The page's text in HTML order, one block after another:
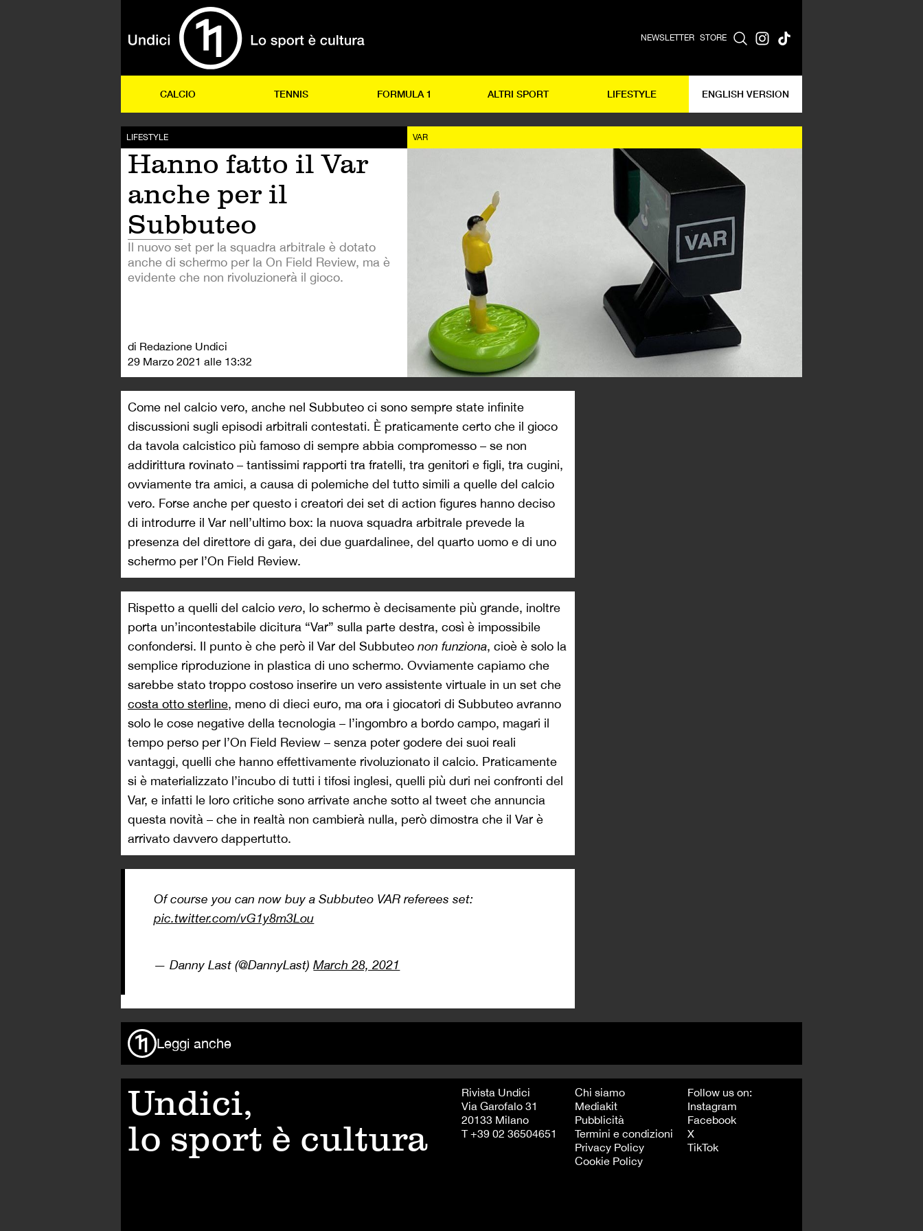
NEWSLETTER STORE
CALCIO TENNIS FORMULA 1 ALTRI SPORT LIFESTYLE ENGLISH VERSION
LIFESTYLE
Hanno fatto il Var
anche per il
Subbuteo
Il nuovo set per la squadra arbitrale è dotato
anche di schermo per la On Field Review, ma è
evidente che non rivoluzionerà il gioco.
di Redazione Undici
29 Marzo 2021 alle 13:32
VAR
Come nel calcio vero, anche nel Subbuteo ci sono sempre state infinite
discussioni sugli episodi arbitrali contestati. È praticamente certo che il gioco
da tavola calcistico più famoso di sempre abbia compromesso – se non
addirittura rovinato – tantissimi rapporti tra fratelli, tra genitori e figli, tra cugini,
ovviamente tra amici, a causa di polemiche del tutto simili a quelle del calcio
vero. Forse anche per questo i creatori dei set di action figures hanno deciso
di introdurre il Var nell’ultimo box: la nuova squadra arbitrale prevede la
presenza del direttore di gara, dei due guardalinee, del quarto uomo e di uno
schermo per l’On Field Review.
Rispetto a quelli del calcio vero, lo schermo è decisamente più grande, inoltre
porta un’incontestabile dicitura “Var” sulla parte destra, così è impossibile
confondersi. Il punto è che però il Var del Subbuteo non funziona, cioè è solo la
semplice riproduzione in plastica di uno schermo. Ovviamente capiamo che
sarebbe stato troppo costoso inserire un vero assistente virtuale in un set che
costa otto sterline, meno di dieci euro, ma ora i giocatori di Subbuteo avranno
solo le cose negative della tecnologia – l’ingombro a bordo campo, magari il
tempo perso per l’On Field Review – senza poter godere dei suoi reali
vantaggi, quelli che hanno effettivamente rivoluzionato il calcio. Praticamente
si è materializzato l’incubo di tutti i tifosi inglesi, quelli più duri nei confronti del
Var, e infatti le loro critiche sono arrivate anche sotto al tweet che annuncia
questa novità – che in realtà non cambierà nulla, però dimostra che il Var è
arrivato davvero dappertutto.
Of course you can now buy a Subbuteo VAR referees set:
pic.twitter.com/vG1y8m3Lou
— Danny Last (@DannyLast)March 28, 2021
Leggi anche
Undici,
lo sport è cultura
Rivista Undici
Via Garofalo 31
20133 Milano
T +39 02 36504651
Chi siamo
Mediakit
Pubblicità
Termini e condizioni
Privacy Policy
Cookie Policy
Follow us on:
Instagram
Facebook
X
TikTok